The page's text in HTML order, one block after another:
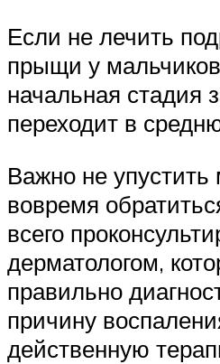
Если не лечить
прыщи у
начальная стадия
переходит в
Важно не
вовремя
всего
дерматологом,
правильно
причину
действенную